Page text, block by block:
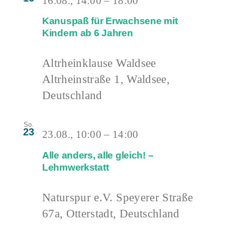
Kanuspaß für Erwachsene mit
Kindern ab 6 Jahren
Altrheinklause Waldsee
Altrheinstraße 1, Waldsee,
Deutschland
So.
23
Alle anders, alle gleich! –
Lehmwerkstatt
23.08., 10:00 – 14:00
Naturspur e.V. Speyerer Straße
67a, Otterstadt, Deutschland